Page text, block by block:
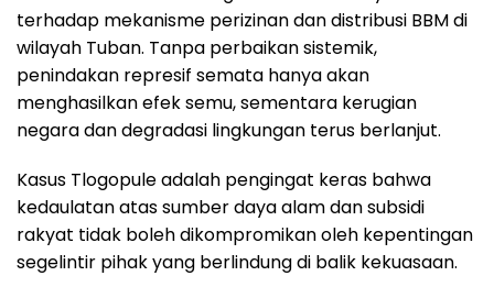
terhadap mekanisme perizinan dan distribusi BBM di
wilayah Tuban. Tanpa perbaikan sistemik,
penindakan represif semata hanya akan
menghasilkan efek semu, sementara kerugian
negara dan degradasi lingkungan terus berlanjut.
Kasus Tlogopule adalah pengingat keras bahwa
kedaulatan atas sumber daya alam dan subsidi
rakyat tidak boleh dikompromikan oleh kepentingan
segelintir pihak yang berlindung di balik kekuasaan.